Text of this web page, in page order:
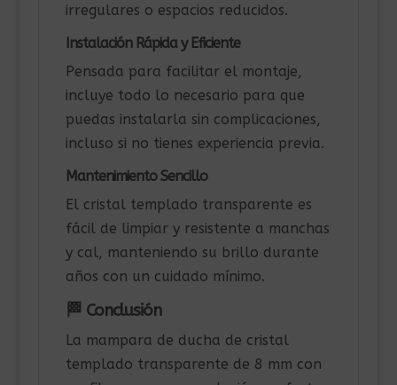
irregulares o espacios reducidos.
Instalación Rápida y Eficiente
Pensada para facilitar el montaje,
incluye todo lo necesario para que
puedas instalarla sin complicaciones,
incluso si no tienes experiencia previa.
Mantenimiento Sencillo
El cristal templado transparente es
fácil de limpiar y resistente a manchas
y cal, manteniendo su brillo durante
años con un cuidado mínimo.
🏁 Conclusión
La mampara de ducha de cristal
templado transparente de 8 mm con